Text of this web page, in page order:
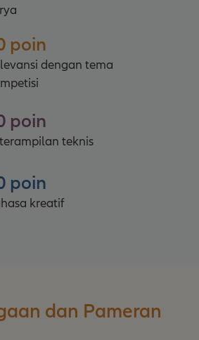
poin
dengan tema
poin
teknis
poin
kreatif
dan Pameran